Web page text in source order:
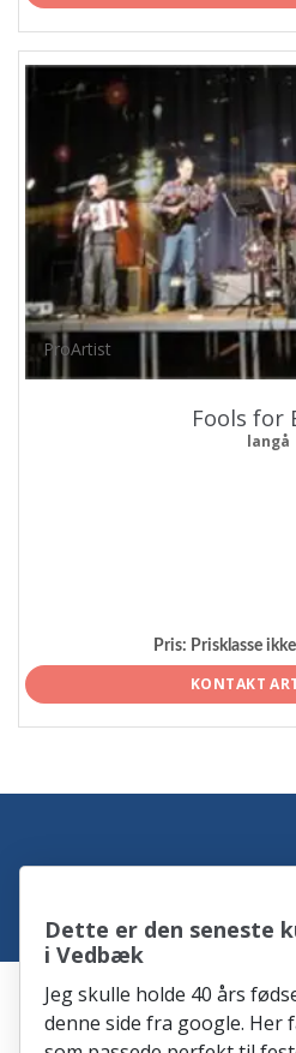
ProArtist
Fools for
langå
Pris: Prisklasse
KONTAKT
Dette er den seneste
i Vedbæk
Jeg skulle holde 40 års
denne side fra google. Her